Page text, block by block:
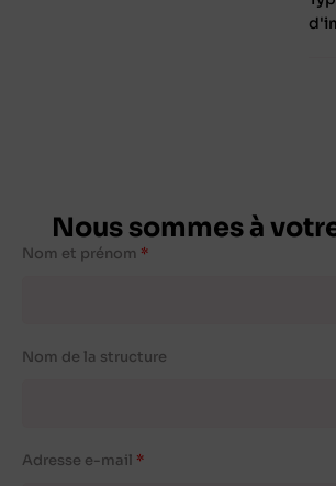
Nous sommes à
Nom et prénom
Nom de la structure
Adresse e-mail